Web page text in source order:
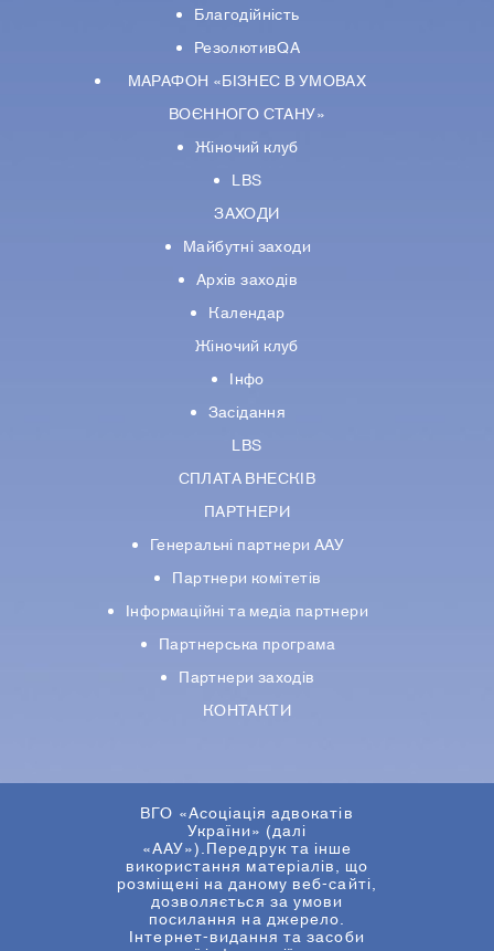
Благодійність
РезолютивQA
МАРАФОН «БІЗНЕС В УМОВАХ
ВОЄННОГО СТАНУ»
Жіночий клуб
LBS
ЗАХОДИ
Майбутні заходи
Архів заходів
Календар
Жіночий клуб
Інфо
Засідання
LBS
СПЛАТА ВНЕСКІВ
ПАРТНЕРИ
Генеральні партнери ААУ
Партнери комiтетiв
Iнформацiйнi та медіа партнери
Партнерська програма
Партнери заходів
КОНТАКТИ
ВГО «Асоціація адвокатів
України» (далі
«ААУ»).Передрук та інше
використання матеріалів, що
розміщені на даному веб-сайті,
дозволяється за умови
посилання на джерело.
Інтернет-видання та засоби